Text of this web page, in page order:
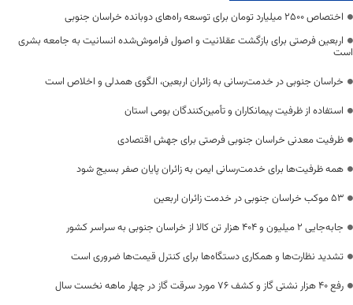
اختصاص 2500 میلیارد تومان برای توسعه راه‌های دوبانده خراسان جنوبی
اربعین فرصتی برای بازگشت عقلانیت و اصول فراموش‌شده انسانیت به جامعه بشری
است
خراسان جنوبی در خدمت‌رسانی به زائران اربعین، الگوی همدلی و اخلاص است
استفاده از ظرفیت پیمانکاران و تأمین‌کنندگان بومی استان
ظرفیت معدنی خراسان جنوبی فرصتی برای جهش اقتصادی
همه ظرفیت‌ها برای خدمت‌رسانی ایمن به زائران پایان صفر بسیج شود
53 موکب خراسان جنوبی در خدمت زائران اربعین
جابه‌جایی 2 میلیون و 404 هزار تن کالا از خراسان جنوبی به سراسر کشور
تشدید نظارت‌ها و همکاری دستگاه‌ها برای کنترل قیمت‌ها ضروری است
رفع 40 هزار نشتی گاز و کشف 76 مورد سرقت گاز در چهار ماهه نخست سال